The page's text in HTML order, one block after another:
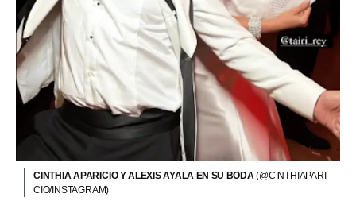
CINTHIA APARICIO Y ALEXIS AYALA EN SU BODA(@CINTHIAPARI
CIO/INSTAGRAM)